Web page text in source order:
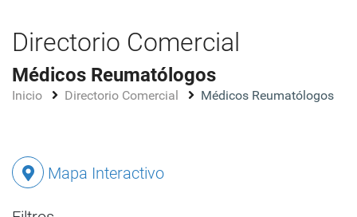
Directorio Comercial
Médicos Reumatólogos
Inicio Directorio Comercial Médicos Reumatólogos
Mapa Interactivo